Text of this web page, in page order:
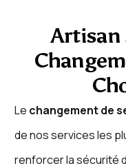
Artisan
Le changement de
de nos services les
renforcer la sécurité